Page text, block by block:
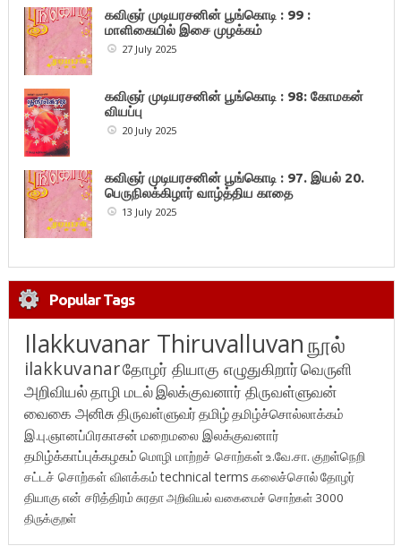
கவிஞர் முடியரசனின் பூங்கொடி : 99 :
மாளிகையில் இசை முழக்கம்
27 July 2025
கவிஞர் முடியரசனின் பூங்கொடி : 98: கோமகன்
வியப்பு
20 July 2025
கவிஞர் முடியரசனின் பூங்கொடி : 97. இயல் 20.
பெருநிலக்கிழார் வாழ்த்திய காதை
13 July 2025
Popular Tags
Ilakkuvanar Thiruvalluvanநூல்
ilakkuvanarதோழர் தியாகு எழுதுகிறார்வெருளி
அறிவியல்தாழி மடல்இலக்குவனார் திருவள்ளுவன்
வைகை அனிசுதிருவள்ளுவர்தமிழ்தமிழ்ச்சொல்லாக்கம்
இ.பு.ஞானப்பிரகாசன் மறைமலை இலக்குவனார்
தமிழ்க்காப்புக்கழகம் மொழி மாற்றச் சொற்கள்உ.வே.சா. குறள்நெறி
சட்டச் சொற்கள் விளக்கம்technical terms கலைச்சொல்தோழர்
தியாகுஎன் சரித்திரம்சுரதாஅறிவியல் வகைமைச் சொற்கள் 3000
திருக்குறள்